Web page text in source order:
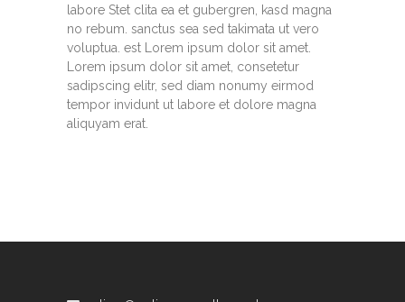
labore Stet clita ea et gubergren, kasd magna
no rebum. sanctus sea sed takimata ut vero
voluptua. est Lorem ipsum dolor sit amet.
Lorem ipsum dolor sit amet, consetetur
sadipscing elitr, sed diam nonumy eirmod
tempor invidunt ut labore et dolore magna
aliquyam erat.